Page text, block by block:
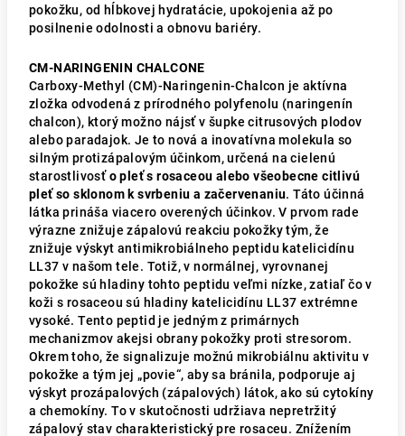
pokožku, od hĺbkovej hydratácie, upokojenia až po
posilnenie odolnosti a obnovu bariéry.
CM-NARINGENIN CHALCONE
Carboxy-Methyl (CM)-Naringenin-Chalcon je aktívna
zložka odvodená z prírodného polyfenolu (naringenín
chalcon), ktorý možno nájsť v šupke citrusových plodov
alebo paradajok. Je to nová a inovatívna molekula so
silným protizápalovým účinkom, určená na cielenú
starostlivosťo pleť s rosaceou alebo všeobecne citlivú
pleť so sklonom k ​​svrbeniu a začervenaniu. Táto účinná
látka prináša viacero overených účinkov. V prvom rade
výrazne znižuje zápalovú reakciu pokožky tým, že
znižuje výskyt antimikrobiálneho peptidu katelicidínu
LL37 v našom tele. Totiž, v normálnej, vyrovnanej
pokožke sú hladiny tohto peptidu veľmi nízke, zatiaľ čo v
koži s rosaceou sú hladiny katelicidínu LL37 extrémne
vysoké. Tento peptid je jedným z primárnych
mechanizmov akejsi obrany pokožky proti stresorom.
Okrem toho, že signalizuje možnú mikrobiálnu aktivitu v
pokožke a tým jej „povie“, aby sa bránila, podporuje aj
výskyt prozápalových (zápalových) látok, ako sú cytokíny
a chemokíny. To v skutočnosti udržiava nepretržitý
zápalový stav charakteristický pre rosaceu. Znížením